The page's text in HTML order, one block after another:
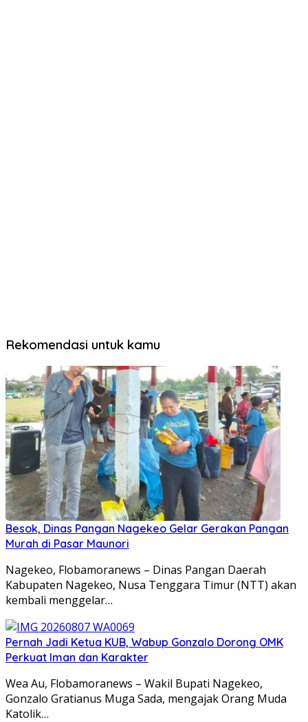
Rekomendasi untuk kamu
Besok, Dinas Pangan Nagekeo Gelar Gerakan Pangan
Murah di Pasar Maunori
Nagekeo, Flobamoranews – Dinas Pangan Daerah
Kabupaten Nagekeo, Nusa Tenggara Timur (NTT) akan
kembali menggelar…
Pernah Jadi Ketua KUB, Wabup Gonzalo Dorong OMK
Perkuat Iman dan Karakter
Wea Au, Flobamoranews – Wakil Bupati Nagekeo,
Gonzalo Gratianus Muga Sada, mengajak Orang Muda
Katolik…